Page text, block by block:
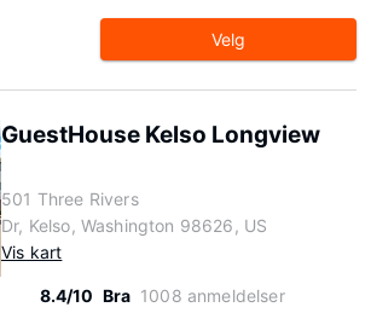
Velg
GuestHouse Kelso Longview
501 Three Rivers
Dr, Kelso, Washington 98626, US
Vis kart
8.4/10 Bra 1008 anmeldelser